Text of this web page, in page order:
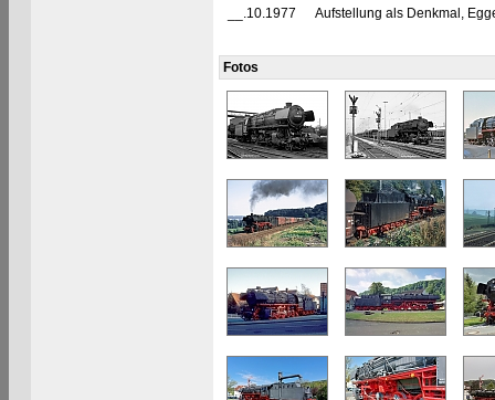
__.10.1977
Aufstellung als Denkmal,
Fotos